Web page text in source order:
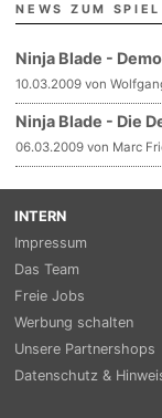
NEWS ZUM SPIEL
Ninja Blade -
10.03.2009 von
Ninja Blade - Die
06.03.2009 von Marc
INTERN
Impressum
Das Team
Freie Jobs
Werbung schalten
Unsere Partnershops
Datenschutz &